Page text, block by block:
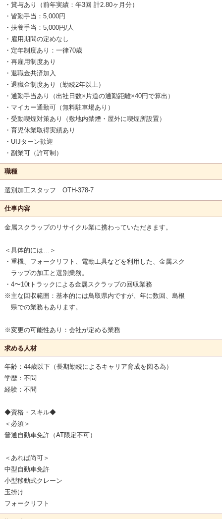
・賞与あり（前年実績：年3回 計2.80ヶ月分）
・皆勤手当：5,000円
・扶養手当：5,000円/人
・雇用期間の定めなし
・定年制度あり：一律70歳
・再雇用制度あり
・退職金共済加入
・退職金制度あり（勤続2年以上）
・通勤手当あり（出社日数×片道の通勤距離×40円で算出）
・マイカー通勤可（無料駐車場あり）
・受動喫煙対策あり（敷地内禁煙・屋外に喫煙所設置）
・育児休業取得実績あり
・UIJターン歓迎
・副業可（許可制）
職種
選別加工スタッフ OTH-378-7
仕事内容
金属スクラップのリサイクル業に携わっていただきます。
＜具体的には…＞
・重機、フォークリフト、電動工具などを利用した、金属スク
ラップの加工と選別業務。
・4〜10tトラックによる金属スクラップの回収業務
※主な回収範囲：基本的には鳥取県内ですが、年に数回、島根
県での業務もあります。
※変更の可能性あり：会社が定める業務
求める人材
年齢：44歳以下（長期勤続によるキャリア育成を図る為）
学歴：不問
経験：不問
◆資格・スキル◆
＜必須＞
普通自動車免許（AT限定不可）
＜あれば尚可＞
中型自動車免許
小型移動式クレーン
玉掛け
フォークリフト